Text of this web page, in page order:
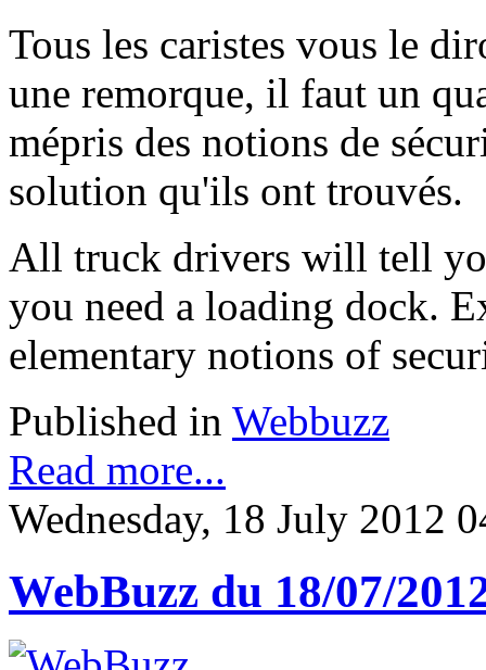
Tous les caristes vous le
une remorque, il faut un
mépris des notions de
solution qu'ils ont trouvés.
All truck drivers will tell
you need a loading dock.
elementary notions of
Published in Webbuzz
Read more...
Wednesday, 18 July 2012
WebBuzz du 18/07/